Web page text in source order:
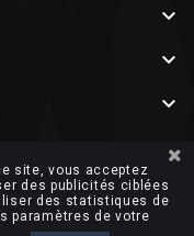



site, vous acceptez
des publicités ciblées
des statistiques de
paramètres de votre